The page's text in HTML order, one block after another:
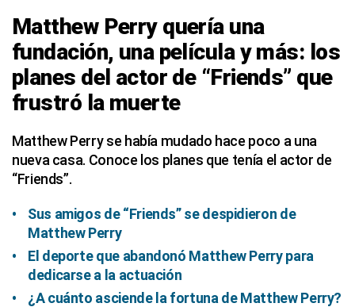
Matthew Perry quería una
fundación, una película y más: los
planes del actor de “Friends” que
frustró la muerte
Matthew Perry se había mudado hace poco a una
nueva casa. Conoce los planes que tenía el actor de
“Friends”.
Sus amigos de “Friends” se despidieron de
Matthew Perry
El deporte que abandonó Matthew Perry para
dedicarse a la actuación
¿A cuánto asciende la fortuna de Matthew Perry?